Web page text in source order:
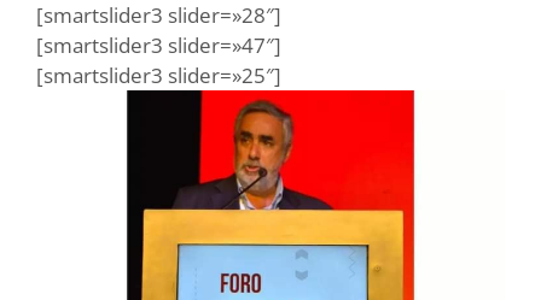
[smartslider3 slider=»28″]
[smartslider3 slider=»47″]
[smartslider3 slider=»25″]